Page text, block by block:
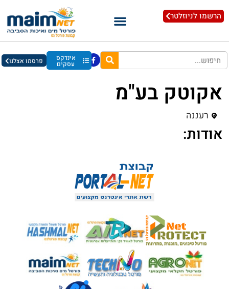
הרשמו לניוזלטר
אינדקס
עסקים פרסמו אצלנו
אקוטק בע"מ
רעננה
אודות: